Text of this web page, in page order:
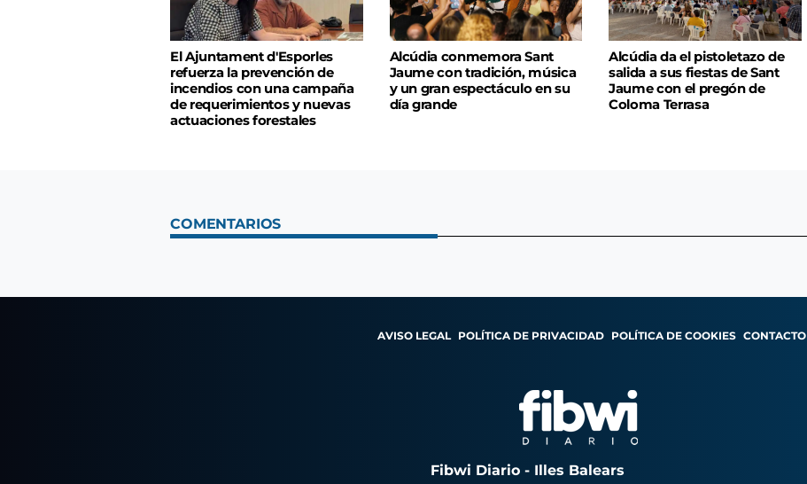
El Ajuntament d'Esporles
refuerza la prevención de
incendios con una campaña
de requerimientos y nuevas
actuaciones forestales
Alcúdia conmemora Sant
Jaume con tradición, música
y un gran espectáculo en su
día grande
Alcúdia da el pistoletazo de
salida a sus fiestas de Sant
Jaume con el pregón de
Coloma Terrasa
COMENTARIOS
AVISO LEGAL POLÍTICA DE PRIVACIDAD POLÍTICA DE COOKIES CONTACTO
Fibwi Diario - Illes Balears